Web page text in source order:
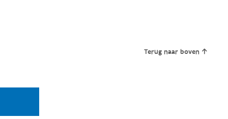
Terug naar boven